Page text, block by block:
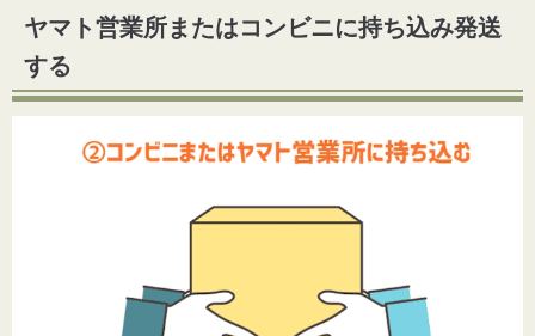
ヤマト営業所またはコンビニに持ち込み発送
する